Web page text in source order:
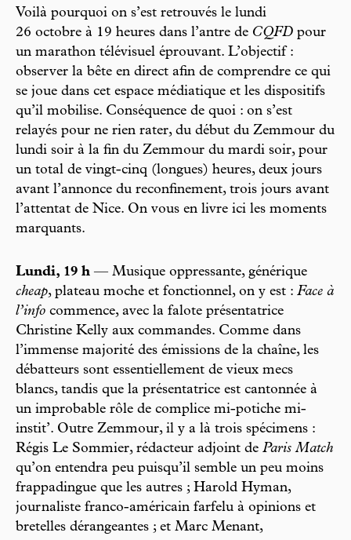
Voilà pourquoi on s’est retrouvés le lundi
26 octobre à 19 heures dans l’antre de CQFD pour
un marathon télévisuel éprouvant. L’objectif :
observer la bête en direct afin de comprendre ce qui
se joue dans cet espace médiatique et les dispositifs
qu’il mobilise. Conséquence de quoi : on s’est
relayés pour ne rien rater, du début du Zemmour du
lundi soir à la fin du Zemmour du mardi soir, pour
un total de vingt-cinq (longues) heures, deux jours
avant l’annonce du reconfinement, trois jours avant
l’attentat de Nice. On vous en livre ici les moments
marquants.
Lundi, 19 h — Musique oppressante, générique
cheap, plateau moche et fonctionnel, on y est : Face à
l’info commence, avec la falote présentatrice
Christine Kelly aux commandes. Comme dans
l’immense majorité des émissions de la chaîne, les
débatteurs sont essentiellement de vieux mecs
blancs, tandis que la présentatrice est cantonnée à
un improbable rôle de complice mi-potiche mi-
instit’. Outre Zemmour, il y a là trois spécimens :
Régis Le Sommier, rédacteur adjoint de Paris Match
qu’on entendra peu puisqu’il semble un peu moins
frappadingue que les autres ; Harold Hyman,
journaliste franco-américain farfelu à opinions et
bretelles dérangeantes ; et Marc Menant,